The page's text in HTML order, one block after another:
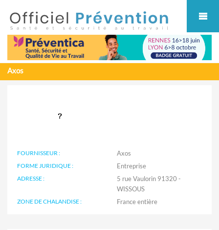
Axos
FOURNISSEUR : Axos
FORME JURIDIQUE : Entreprise
ADRESSE :
5 rue Vaulorin 91320 -
WISSOUS
ZONE DE CHALANDISE :